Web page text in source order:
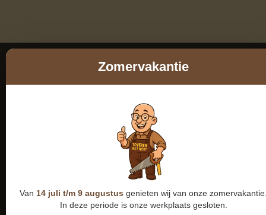
Zomervakantie
Van 14 juli t/m 9 augustus genieten wij van onze
In deze periode is onze werkplaats gesloten.